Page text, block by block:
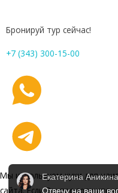
Бронируй тур сейчас!
+7 (343) 300-15-00
Мы используем куки для
сайта. Если Вы продолжите
Екатерина
Отвечу на ваши